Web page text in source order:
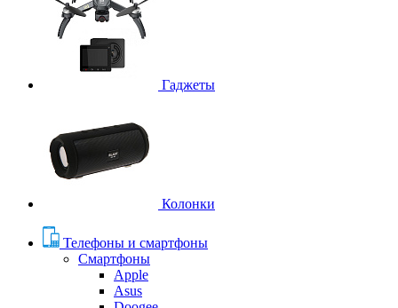
Гаджеты
Колонки
Телефоны и смартфоны
Смартфоны
Apple
Asus